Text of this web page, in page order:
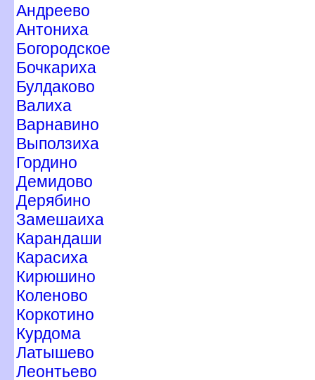
Андреево
Антониха
Богородское
Бочкариха
Булдаково
алиха
арнавино
ыползиха
Гордино
Демидово
Дерябино
Замешаиха
Карандаши
Карасиха
Кирюшино
Коленово
Коркотино
Курдома
Латышево
Леонтьево